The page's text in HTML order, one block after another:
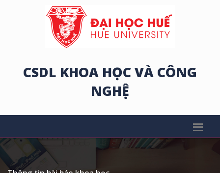
CSDL KHOA HỌC VÀ CÔNG
NGHỆ